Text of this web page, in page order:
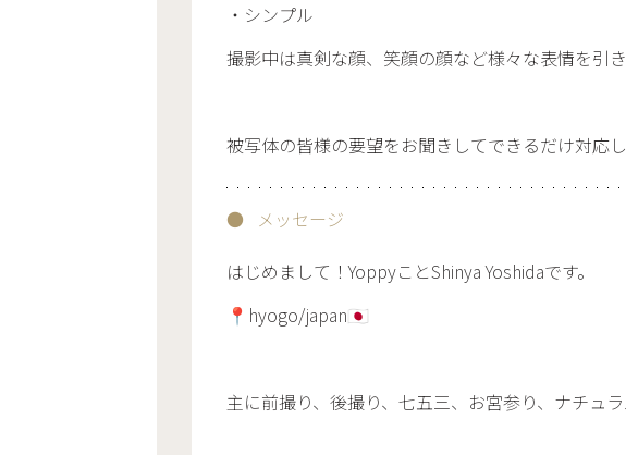
・シンプル
撮影中は真剣な顔、笑顔の顔など様々な表情を引き
被写体の皆様の要望をお聞きしてできるだけ対応
メッセージ
はじめまして！YoppyことShinya Yoshidaです。
📍hyogo/japan🇯🇵
主に前撮り、後撮り、七五三、お宮参り、ナチュ